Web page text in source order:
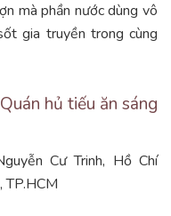
mà phần nước dùng vô
gia truyền trong cùng
hủ tiếu ăn sáng
Cư Trinh, Hồ Chí
TP.HCM